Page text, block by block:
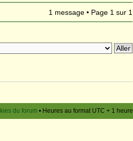
1 message • Page 1 sur 1
du forum • Heures au format UTC + 1 heure